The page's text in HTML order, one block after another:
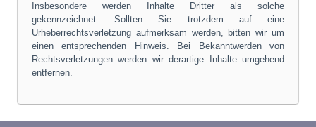
Insbesondere werden Inhalte Dritter als solche
gekennzeichnet. Sollten Sie trotzdem auf eine
Urheberrechtsverletzung aufmerksam werden, bitten wir um
einen entsprechenden Hinweis. Bei Bekanntwerden von
Rechtsverletzungen werden wir derartige Inhalte umgehend
entfernen.